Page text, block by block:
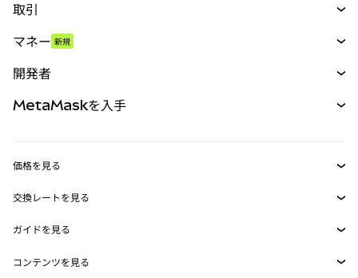
取引
パーペチュアル
RWA
マネー 新規
開発者
MetaMask Connect
Snaps
Web3サービス
MetaMaskを入手
セキュリティ
サポート
価格を見る
イーサリアムの価格
Solanaの価格
交換レートを見る
ETH→USD
USDT→INR
ガイドを見る
ETHの購入
コンテンツを見る